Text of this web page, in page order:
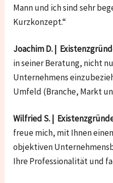
Mann und ich sind sehr
Kurzkonzept.“
Joachim D. |
in seiner Beratung, nicht
Unternehmens
Umfeld (Branche, Markt
Wilfried S. |
freue mich, mit Ihnen
objektiven
Ihre Professionalität und